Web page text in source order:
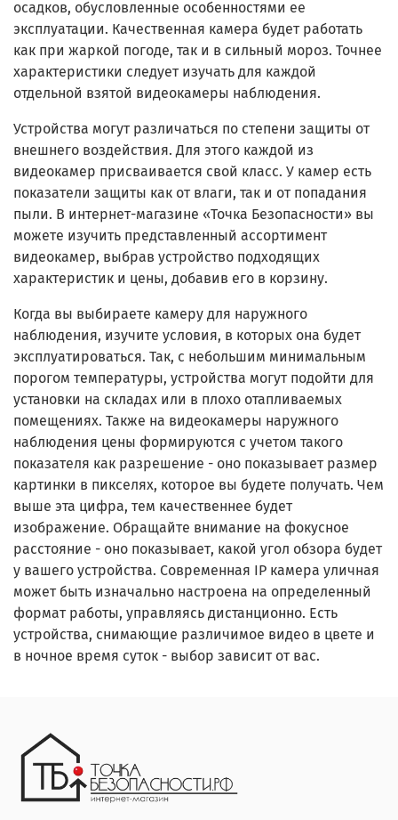
осадков, обусловленные особенностями ее
эксплуатации. Качественная камера будет работать
как при жаркой погоде, так и в сильный мороз. Точнее
характеристики следует изучать для каждой
отдельной взятой видеокамеры наблюдения.
Устройства могут различаться по степени защиты от
внешнего воздействия. Для этого каждой из
видеокамер присваивается свой класс. У камер есть
показатели защиты как от влаги, так и от попадания
пыли. В интернет-магазине «Точка Безопасности» вы
можете изучить представленный ассортимент
видеокамер, выбрав устройство подходящих
характеристик и цены, добавив его в корзину.
Когда вы выбираете камеру для наружного
наблюдения, изучите условия, в которых она будет
эксплуатироваться. Так, с небольшим минимальным
порогом температуры, устройства могут подойти для
установки на складах или в плохо отапливаемых
помещениях. Также на видеокамеры наружного
наблюдения цены формируются с учетом такого
показателя как разрешение - оно показывает размер
картинки в пикселях, которое вы будете получать. Чем
выше эта цифра, тем качественнее будет
изображение. Обращайте внимание на фокусное
расстояние - оно показывает, какой угол обзора будет
у вашего устройства. Современная IP камера уличная
может быть изначально настроена на определенный
формат работы, управляясь дистанционно. Есть
устройства, снимающие различимое видео в цвете и
в ночное время суток - выбор зависит от вас.